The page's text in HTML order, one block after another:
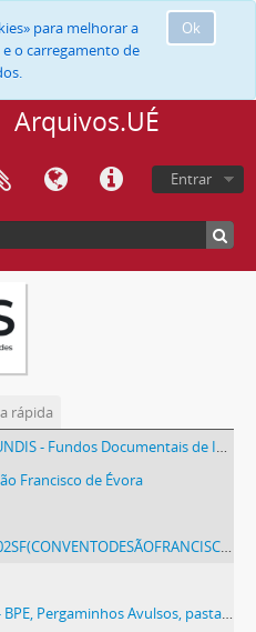
Ok
para melhorar a
o carregamento de
Arquivos.UÉ
Entrar
rápida
- Fundos Documentais de Instituições do Sul
Francisco de Évora
- Pergaminhos Avulsos, pasta 02 SF (Convento de São Francisco de Évora).
Avulsos, pasta 02 SF (Convento de São Francisco de Évora), peça 021, doc. 002